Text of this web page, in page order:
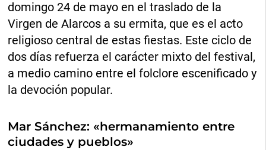
domingo 24 de mayo en el traslado de la
Virgen de Alarcos a su ermita, que es el acto
religioso central de estas fiestas. Este ciclo de
dos días refuerza el carácter mixto del festival,
a medio camino entre el folclore escenificado y
la devoción popular.
Mar Sánchez: «hermanamiento entre
ciudades y pueblos»